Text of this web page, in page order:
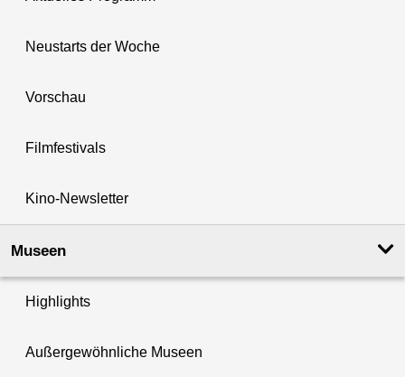
Neustarts der Woche
Vorschau
Filmfestivals
Kino-Newsletter
Museen
Highlights
Außergewöhnliche Museen